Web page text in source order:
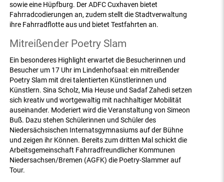
sowie eine Hüpfburg. Der ADFC Cuxhaven bietet
Fahrradcodierungen an, zudem stellt die Stadtverwaltung
ihre Fahrradflotte aus und bietet Testfahrten an.
Mitreißender Poetry Slam
Ein besonderes Highlight erwartet die Besucherinnen und
Besucher um 17 Uhr im Lindenhofsaal: ein mitreißender
Poetry Slam mit drei talentierten Künstlerinnen und
Künstlern. Sina Scholz, Mia Heuse und Sadaf Zahedi setzen
sich kreativ und wortgewaltig mit nachhaltiger Mobilität
auseinander. Moderiert wird die Veranstaltung von Simeon
Buß. Dazu stehen Schülerinnen und Schüler des
Niedersächsischen Internatsgymnasiums auf der Bühne
und zeigen ihr Können. Bereits zum dritten Mal schickt die
Arbeitsgemeinschaft Fahrradfreundlicher Kommunen
Niedersachsen/Bremen (AGFK) die Poetry-Slammer auf
Tour.